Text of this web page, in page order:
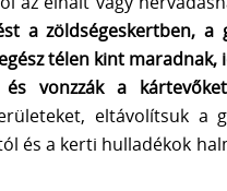
a zöldségeskertben, a
télen kint
és vonzzák a kártevőket
eltávolítsuk a
és a kerti hulladékok